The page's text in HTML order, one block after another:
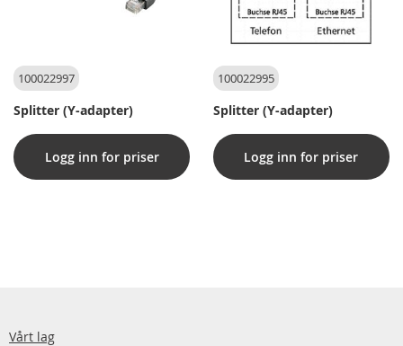
100022997
Splitter (Y-adapter)
Logg inn for priser
100022995
Splitter (Y-adapter)
Logg inn for priser
Vårt lag